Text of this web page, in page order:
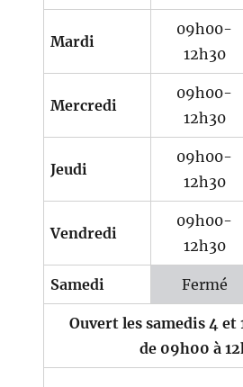
Mardi
09h00-
12h30
Mercredi
09h00-
12h30
Jeudi
09h00-
12h30
Vendredi
09h00-
12h30
Samedi Fermé
Ouvert les samedis 4 et
de 09h00 à